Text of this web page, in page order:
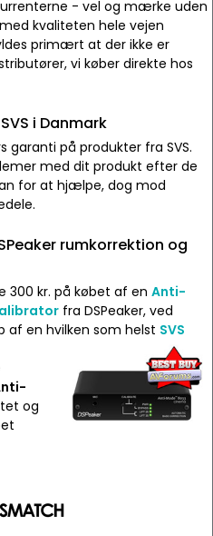
- vel og mærke uden
kvaliteten hele vejen
primært at der ikke er
vi køber direkte hos
i Danmark
garanti på produkter fra SVS.
med dit produkt efter de
for at hjælpe, dog mod
rumkorrektion og
300 kr. på købet af en Anti-
fra DSPeaker, ved
af en hvilken som helst SVS
og